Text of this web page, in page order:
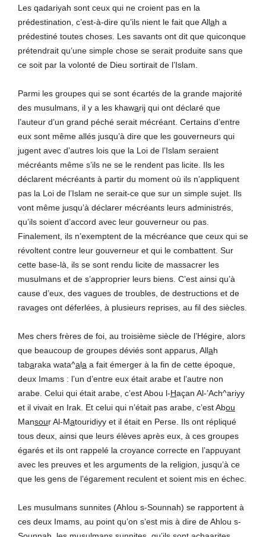
Les qadariyah sont ceux qui ne croient pas en la
prédestination, c’est-à-dire qu’ils nient le fait que Allah a
prédestiné toutes choses. Les savants ont dit que quiconque
prétendrait qu’une simple chose se serait produite sans que
ce soit par la volonté de Dieu sortirait de l’Islam.
Parmi les groupes qui se sont écartés de la grande majorité
des musulmans, il y a les khawarij qui ont déclaré que
l’auteur d’un grand péché serait mécréant. Certains d’entre
eux sont même allés jusqu’à dire que les gouverneurs qui
jugent avec d’autres lois que la Loi de l’Islam seraient
mécréants même s’ils ne se le rendent pas licite. Ils les
déclarent mécréants à partir du moment où ils n’appliquent
pas la Loi de l’Islam ne serait-ce que sur un simple sujet. Ils
vont même jusqu’à déclarer mécréants leurs administrés,
qu’ils soient d’accord avec leur gouverneur ou pas.
Finalement, ils n’exemptent de la mécréance que ceux qui se
révoltent contre leur gouverneur et qui le combattent. Sur
cette base-là, ils se sont rendu licite de massacrer les
musulmans et de s’approprier leurs biens. C’est ainsi qu’à
cause d’eux, des vagues de troubles, de destructions et de
ravages ont déferlées, à plusieurs reprises, au fil des siècles.
Mes chers frères de foi, au troisième siècle de l’Hégire, alors
que beaucoup de groupes déviés sont apparus, Allah
tabaraka wata^ala a fait émerger à la fin de cette époque,
deux Imams : l’un d’entre eux était arabe et l’autre non
arabe. Celui qui était arabe, c’est Abou l-Haçan Al-’Ach^ariyy
et il vivait en Irak. Et celui qui n’était pas arabe, c’est Abou
Mansour Al-Matouridiyy et il était en Perse. Ils ont répliqué
tous deux, ainsi que leurs élèves après eux, à ces groupes
égarés et ils ont rappelé la croyance correcte en l’appuyant
avec les preuves et les arguments de la religion, jusqu’à ce
que les gens de l’égarement reculent et soient mis en échec.
Les musulmans sunnites (Ahlou s-Sounnah) se rapportent à
ces deux Imams, au point qu’on s’est mis à dire de Ahlou s-